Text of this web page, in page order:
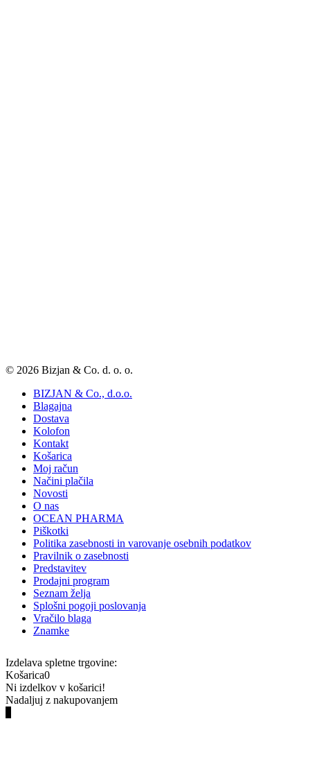
© 2026 Bizjan & Co. d. o. o.
BIZJAN & Co., d.o.o.
Blagajna
Dostava
Kolofon
Kontakt
Košarica
Moj račun
Načini plačila
Novosti
O nas
OCEAN PHARMA
Piškotki
Politika zasebnosti in varovanje osebnih podatkov
Pravilnik o zasebnosti
Predstavitev
Prodajni program
Seznam želja
Splošni pogoji poslovanja
Vračilo blaga
Znamke
Izdelava spletne trgovine:
Košarica0
Ni izdelkov v košarici!
Nadaljuj z nakupovanjem